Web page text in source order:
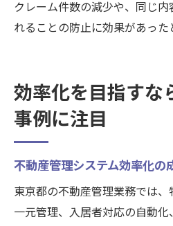
クレーム件数の減少や、同じ
れることの防止に効果があった
効率化を目指すな
事例に注目
不動産管理システム効率化の
東京都の不動産管理業務では
一元管理、入居者対応の自動